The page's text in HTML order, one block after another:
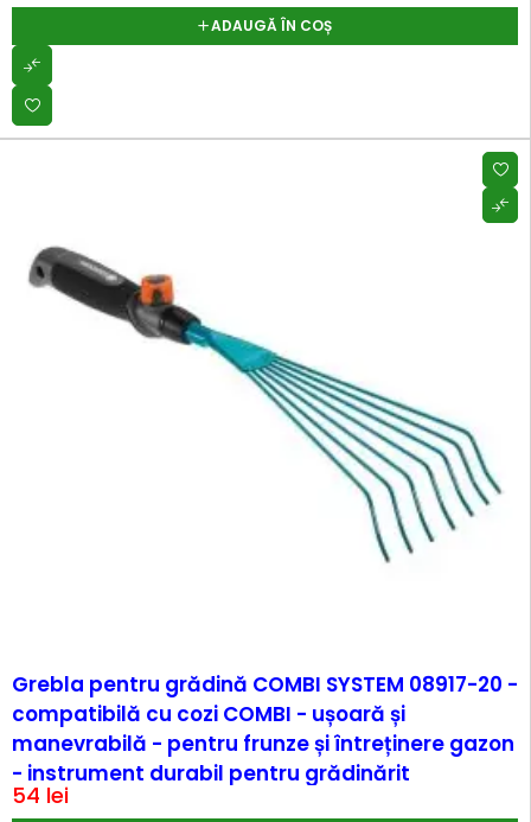
ADAUGĂ ÎN COȘ
Grebla pentru grădină COMBI SYSTEM 08917-20 -
compatibilă cu cozi COMBI - ușoară și
manevrabilă - pentru frunze și întreținere gazon
- instrument durabil pentru grădinărit
54 lei